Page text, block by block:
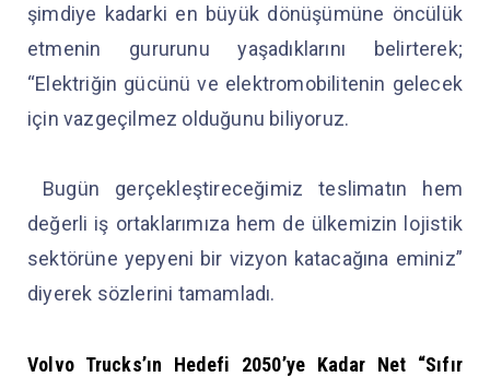
şimdiye kadarki en büyük dönüşümüne öncülük
etmenin gururunu yaşadıklarını belirterek;
“Elektriğin gücünü ve elektromobilitenin gelecek
için vazgeçilmez olduğunu biliyoruz.
Bugün gerçekleştireceğimiz teslimatın hem
değerli iş ortaklarımıza hem de ülkemizin lojistik
sektörüne yepyeni bir vizyon katacağına eminiz”
diyerek sözlerini tamamladı.
Volvo Trucks’ın Hedefi 2050’ye Kadar Net “Sıfır